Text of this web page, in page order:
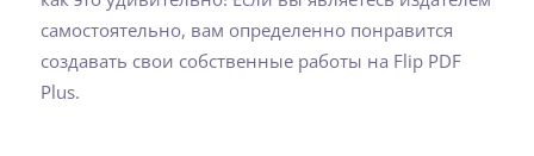
самостоятельно, вам определенно понравится
создавать свои собственные работы на Flip PDF
Plus.